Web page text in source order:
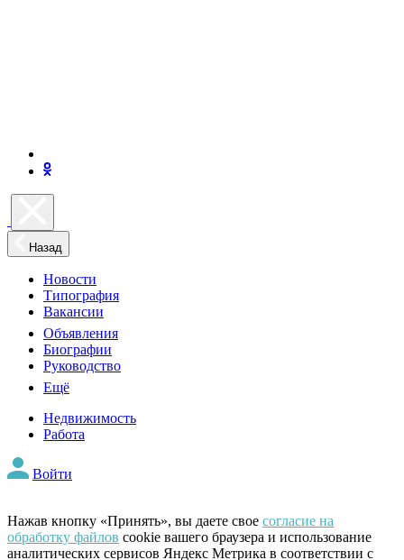
Назад
Новости
Типография
Вакансии
Объявления
Биографии
Руководство
Ещё
Недвижимость
Работа
Войти
Нажав кнопку «Принять», вы даете свое согласие на
обработку файлов cookie вашего браузера и использование
аналитических сервисов Яндекс Метрика в соответствии с